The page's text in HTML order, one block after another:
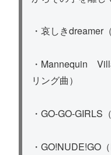
・哀しきdreamer
・Mannequin
リング曲）
・GO-GO-GIRLS
・GO!NUDE!GO